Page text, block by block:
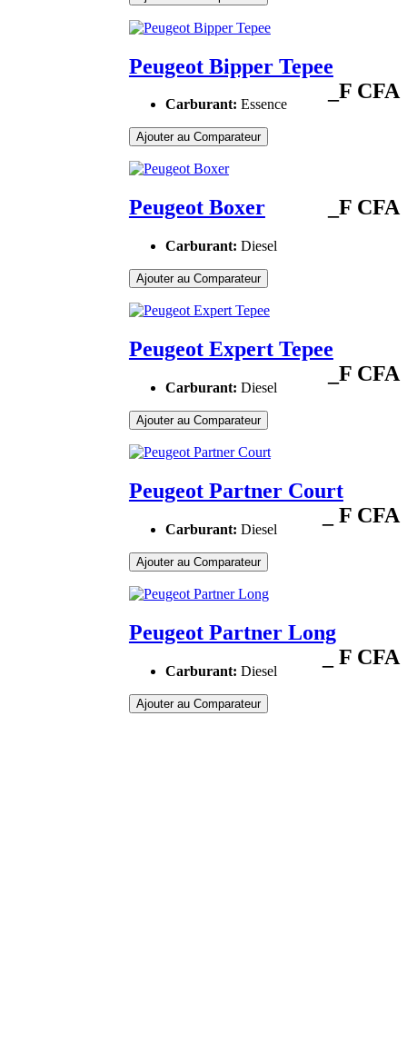
Peugeot Bipper Tepee
_F CFA
Carburant: Essence
Ajouter au Comparateur
Peugeot Boxer _F CFA
Carburant: Diesel
Ajouter au Comparateur
Peugeot Expert Tepee
_F CFA
Carburant: Diesel
Ajouter au Comparateur
Peugeot Partner Court
_ F CFA
Carburant: Diesel
Ajouter au Comparateur
Peugeot Partner Long
_ F CFA
Carburant: Diesel
Ajouter au Comparateur